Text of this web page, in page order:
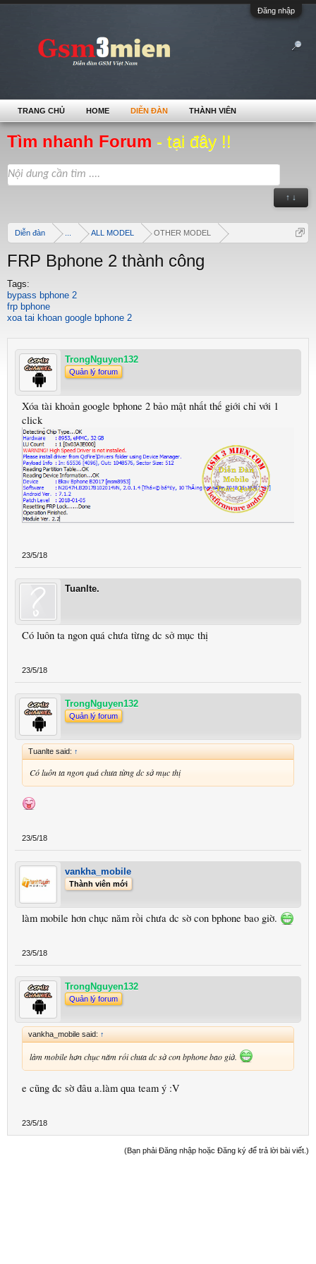
Đăng nhập
Tìm nhanh Forum - tại đây !!
↑ ↓
Diễn đàn ALL MODEL OTHER MODEL
FRP Bphone 2 thành công
Tags:
bypass bphone 2
frp bphone
xoa tai khoan google bphone 2
TrongNguyen132
Quản lý forum
Xóa tài khoản google bphone 2 bảo mật nhất thế giới chỉ với 1
click
23/5/18
Tuanlte.
Có luôn ta ngon quá chưa từng dc sở mục thị
23/5/18
TrongNguyen132
Quản lý forum
Tuanlte said: ↑
Có luôn ta ngon quá chưa từng dc sở mục thị
23/5/18
vankha_mobile
Thành viên mới
làm mobile hơn chục năm rồi chưa dc sờ con bphone bao giờ.
23/5/18
TrongNguyen132
Quản lý forum
vankha_mobile said: ↑
làm mobile hơn chục năm rồi chưa dc sờ con bphone bao giờ.
e cũng đc sờ đâu a.làm qua team ý :V
23/5/18
(Bạn phải Đăng nhập hoặc Đăng ký để trả lời bài viết.)
TRANG CHỦ HOME DIỄN ĐÀN THÀNH VIÊN